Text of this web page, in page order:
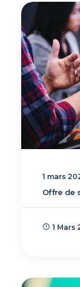
1 mars
Offre de
1 Mars